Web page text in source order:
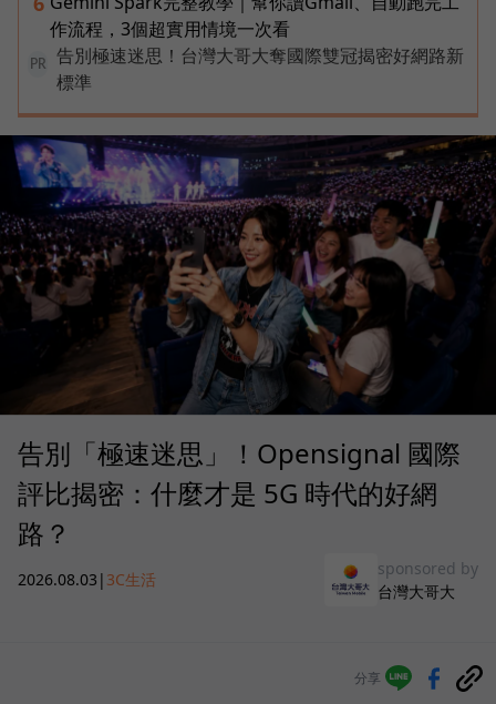
作流程，3個超實用情境一次看
PR
告別極速迷思！台灣大哥大奪國際雙冠揭密好網路新
標準
告別「極速迷思」！Opensignal 國際
評比揭密：什麼才是 5G 時代的好網
路？
2026.08.03 | 3C生活
sponsored by
台灣大哥大
分享